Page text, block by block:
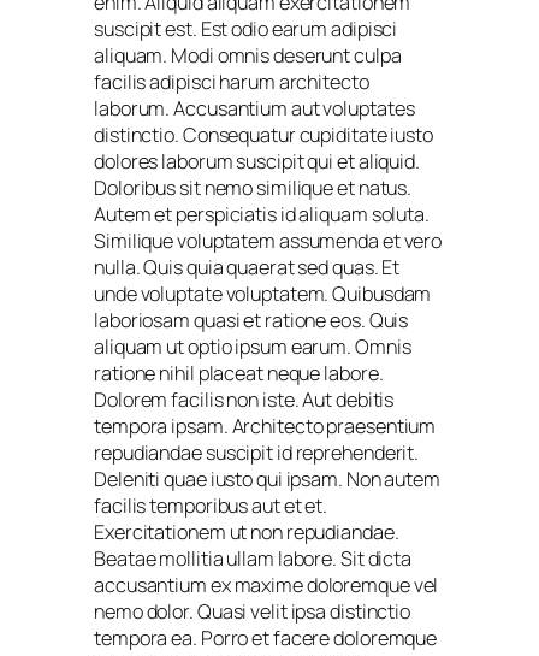
suscipit est. Est odio earum adipisci
aliquam. Modi omnis deserunt culpa
facilis adipisci harum architecto
laborum. Accusantium aut voluptates
distinctio. Consequatur cupiditate iusto
dolores laborum suscipit qui et aliquid.
Doloribus sit nemo similique et natus.
Autem et perspiciatis id aliquam soluta.
Similique voluptatem assumenda et vero
nulla. Quis quia quaerat sed quas. Et
unde voluptate voluptatem. Quibusdam
laboriosam quasi et ratione eos. Quis
aliquam ut optio ipsum earum. Omnis
ratione nihil placeat neque labore.
Dolorem facilis non iste. Aut debitis
tempora ipsam. Architecto praesentium
repudiandae suscipit id reprehenderit.
Deleniti quae iusto qui ipsam. Non autem
facilis temporibus aut et et.
Exercitationem ut non repudiandae.
Beatae mollitia ullam labore. Sit dicta
accusantium ex maxime doloremque vel
nemo dolor. Quasi velit ipsa distinctio
tempora ea. Porro et facere doloremque